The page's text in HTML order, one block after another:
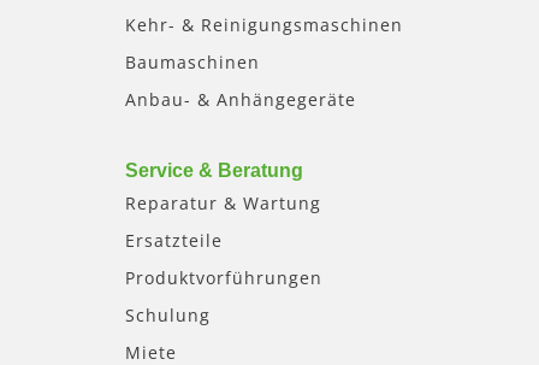
Kehr- & Reinigungsmaschinen
Baumaschinen
Anbau- & Anhängegeräte
Service & Beratung
Reparatur & Wartung
Ersatzteile
Produktvorführungen
Schulung
Miete